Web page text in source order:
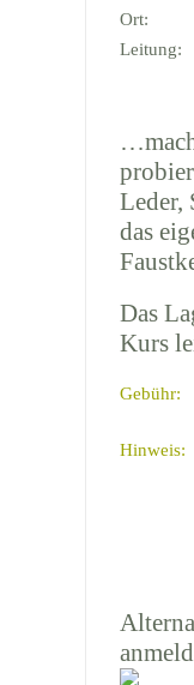
Ort:
Leitung:
Leder,
das
Das
Kurs
Gebühr:
Hinweis: